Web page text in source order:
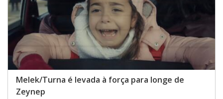
Melek/Turna é levada à força para longe de
Zeynep